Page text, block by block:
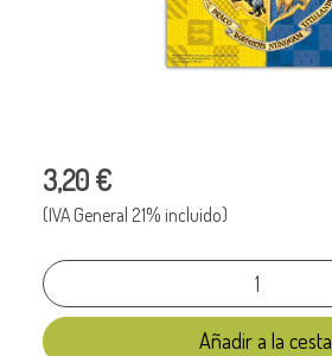
3,20 €
(IVA General 21% incluido)
Añadir a la cesta